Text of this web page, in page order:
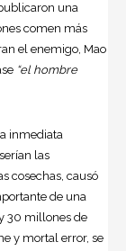
una
comen más
el enemigo, Mao
“el hombre
inmediata
las
cosechas, causó
de una
30 millones de
y mortal error, se